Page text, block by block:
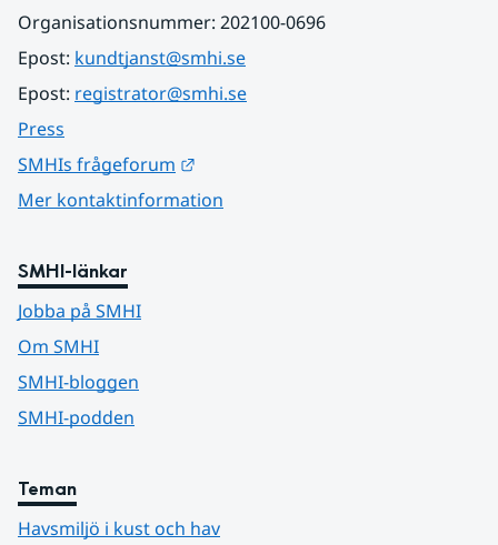
Organisationsnummer: 202100-0696
Epost: kundtjanst@smhi.se
Epost: registrator@smhi.se
Press
SMHIs frågeforum
Mer kontaktinformation
SMHI-länkar
Jobba på SMHI
Om SMHI
SMHI-bloggen
SMHI-podden
Teman
Havsmiljö i kust och hav